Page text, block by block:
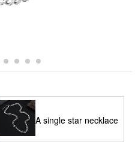
A single star necklace